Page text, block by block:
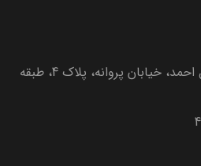
تهران، بزرگراه جلال آل احمد، خیابان پروانه، پلاک 4، طبقه